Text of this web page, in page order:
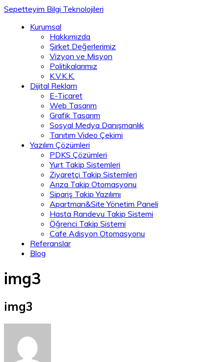
Sepetteyim Bilgi Teknolojileri
Kurumsal
Hakkımızda
Şirket Değerlerimiz
Vizyon ve Misyon
Politikalarımız
K.V.K.K.
Dijital Reklam
E-Ticaret
Web Tasarım
Grafik Tasarım
Sosyal Medya Danışmanlık
Tanıtım Video Çekimi
Yazılım Çözümleri
PDKS Çözümleri
Yurt Takip Sistemleri
Ziyaretçi Takip Sistemleri
Arıza Takip Otomasyonu
Sipariş Takip Yazılımı
Apartman&Site Yönetim Paneli
Hasta Randevu Takip Sistemi
Öğrenci Takip Sistemi
Cafe Adisyon Otomasyonu
Referanslar
Blog
img3
img3